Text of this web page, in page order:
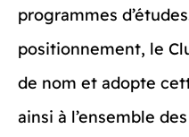
programmes
positionnement, le
de nom et adopte
ainsi à l’ensemble